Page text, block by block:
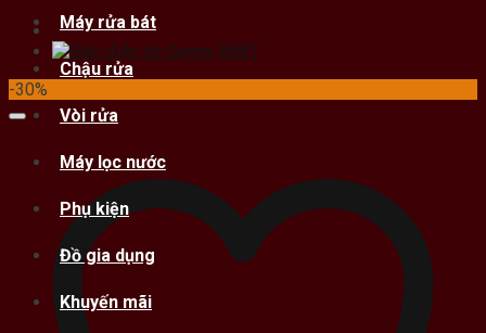
Máy rửa bát
Chậu rửa
Vòi rửa
Máy lọc nước
Phụ kiện
Đồ gia dụng
Khuyến mãi
-30%